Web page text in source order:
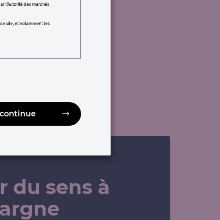
du sens à
l'Autorité des marchés
site, et notamment les
que
Etats-Unis
fournie dans les
dans les états,
de s’assurer qu’il est
légal, à la souscription
présentation générale de
ou vendre des